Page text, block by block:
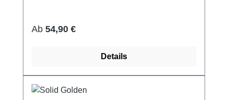
Regulärer Preis:
Ab 54,90 €
Details